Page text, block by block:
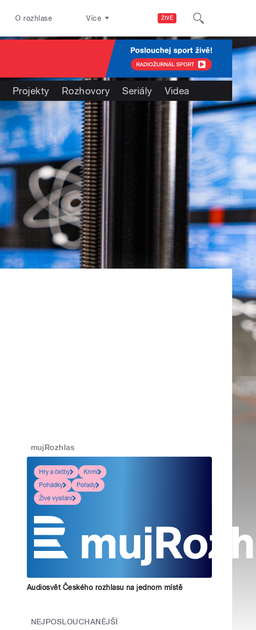
ŽIVĚ
O rozhlase Více
Projekty Rozhovory Seriály Videa
mujRozhlas
Hry a četby
Krimi
Pohádky
Pořady
Živé vysílání
Audiosvět Českého rozhlasu na jednom místě
NEJPOSLOUCHANĚJŠÍ